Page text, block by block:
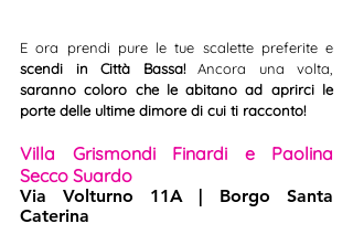
scendi in Città Bassa!
saranno coloro che le abitano ad aprirci le
porte delle ultime dimore di cui ti racconto!
Villa Grismondi Finardi e Paolina
Secco Suardo
Via Volturno 11A | Borgo Santa
Caterina